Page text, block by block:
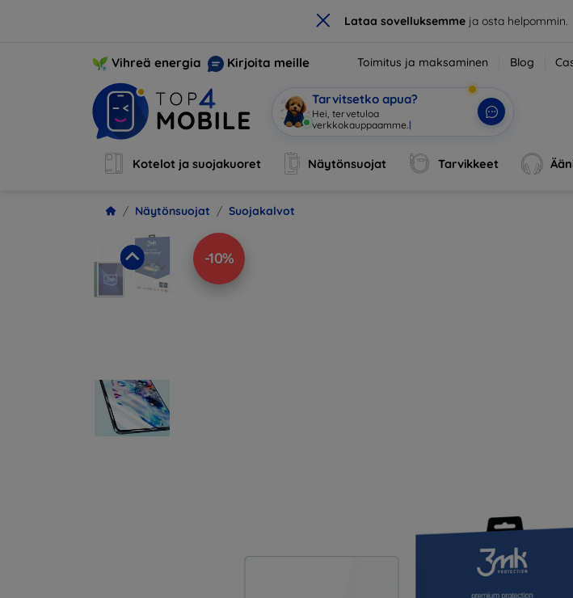
× Lataa sovelluksemmeja osta helpommin.
Vihreä energia Kirjoita meille Toimitus ja maksaminen Blog
Tarvitsetko apua?
Hei, tervetuloa
verkkokauppaamme. |
Kotelot ja suojakuoret Näytönsuojat Tarvikkeet
Näytönsuojat Suojakalvot
-10%